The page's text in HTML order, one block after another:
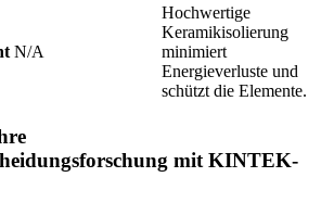
N/A
Hochwertige
Keramikisolierung
minimiert
Energieverluste und
schützt die Elemente.
mit KINTEK-